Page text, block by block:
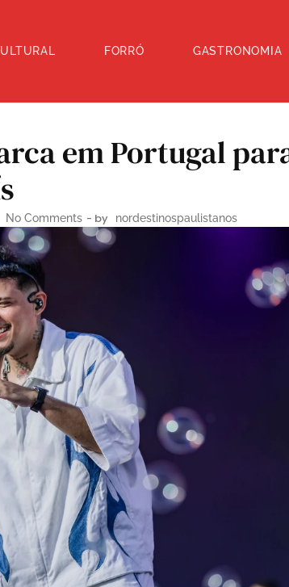
FORRÓ GASTRONOMIA
em Portugal
No Comments - by nordestinospaulistanos